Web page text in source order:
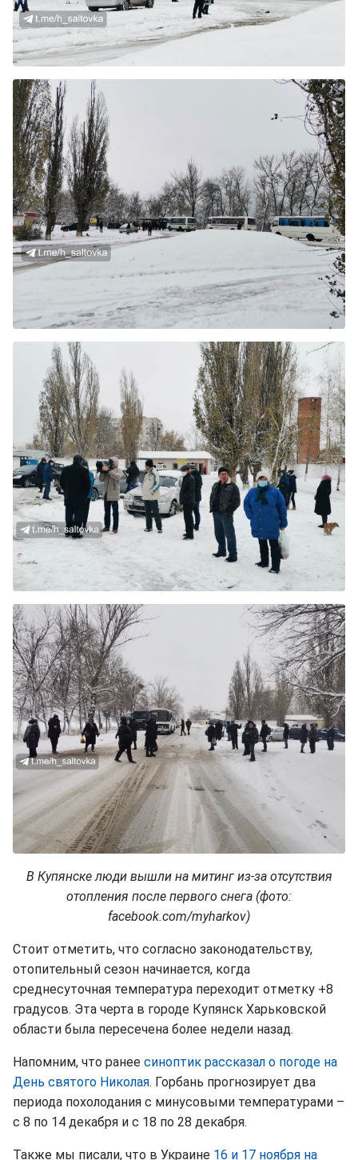
В Купянске люди вышли на митинг из-за отсутствия
отопления после первого снега (фото:
facebook.com/myharkov)
Стоит отметить, что согласно законодательству,
отопительный сезон начинается, когда
среднесуточная температура переходит отметку +8
градусов. Эта черта в городе Купянск Харьковской
области была пересечена более недели назад.
Напомним, что ранее синоптик рассказал о погоде на
День святого Николая. Горбань прогнозирует два
периода похолодания с минусовыми температурами –
с 8 по 14 декабря и с 18 по 28 декабря.
Также мы писали, что в Украине 16 и 17 ноября на